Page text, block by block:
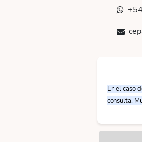
En el caso
consulta.